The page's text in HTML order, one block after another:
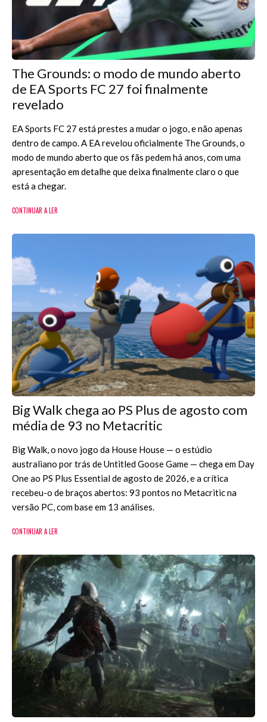
The Grounds: o modo de mundo aberto
de EA Sports FC 27 foi finalmente
revelado
EA Sports FC 27 está prestes a mudar o jogo, e não apenas
dentro de campo. A EA revelou oficialmente The Grounds, o
modo de mundo aberto que os fãs pedem há anos, com uma
apresentação em detalhe que deixa finalmente claro o que
está a chegar.
CONTINUAR A LER
Big Walk chega ao PS Plus de agosto com
média de 93 no Metacritic
Big Walk, o novo jogo da House House — o estúdio
australiano por trás de Untitled Goose Game — chega em Day
One ao PS Plus Essential de agosto de 2026, e a crítica
recebeu-o de braços abertos: 93 pontos no Metacritic na
versão PC, com base em 13 análises.
CONTINUAR A LER